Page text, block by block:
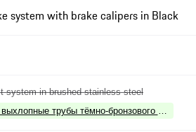
system with brake calipers in Black
system in brushed stainless steel
трубы тёмно-бронзового цвета -